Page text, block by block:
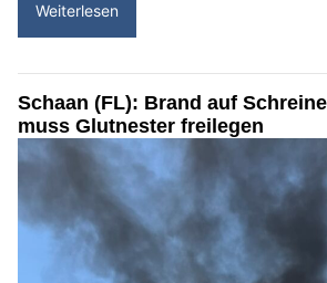
Weiterlesen
Schaan (FL): Brand auf
muss Glutnester freilegen